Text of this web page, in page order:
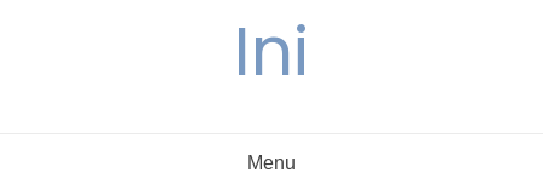
Ini
Menu